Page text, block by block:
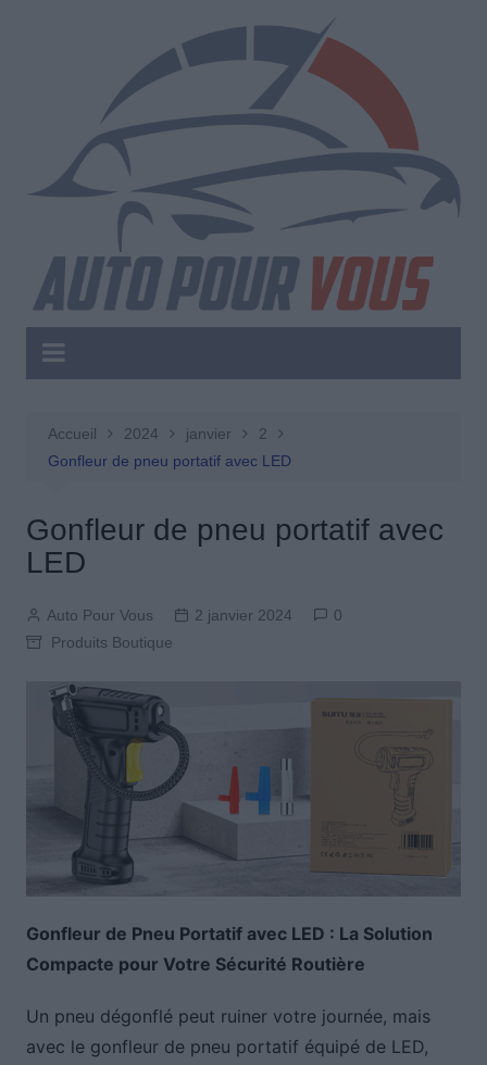
Accueil 2024 janvier
2
Gonfleur de pneu portatif avec LED
Gonfleur de pneu portatif avec
LED
Auto Pour Vous 2 janvier 2024
0
Produits Boutique
Gonfleur de Pneu Portatif avec LED : La Solution
Compacte pour Votre Sécurité Routière
Un pneu dégonflé peut ruiner votre journée, mais
avec le gonfleur de pneu portatif équipé de LED,